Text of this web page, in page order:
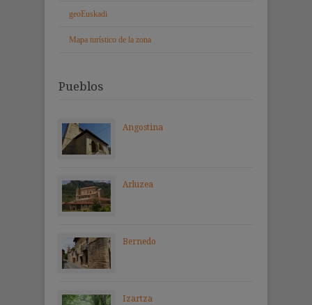
geoEuskadi
Mapa turístico de la zona
Pueblos
Angostina
Arluzea
Bernedo
Izartza